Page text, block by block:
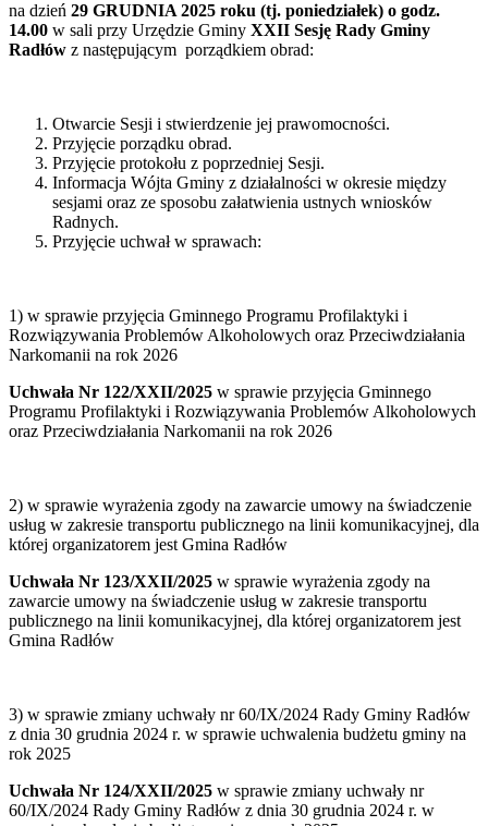
na dzień 29 GRUDNIA 2025 roku (tj. poniedziałek) o godz.
14.00 w sali przy Urzędzie Gminy XXII Sesję Rady Gminy
Radłów z następującym porządkiem obrad:
Otwarcie Sesji i stwierdzenie jej prawomocności.
Przyjęcie porządku obrad.
Przyjęcie protokołu z poprzedniej Sesji.
Informacja Wójta Gminy z działalności w okresie między
sesjami oraz ze sposobu załatwienia ustnych wniosków
Radnych.
Przyjęcie uchwał w sprawach:
1) w sprawie przyjęcia Gminnego Programu Profilaktyki i
Rozwiązywania Problemów Alkoholowych oraz Przeciwdziałania
Narkomanii na rok 2026
Uchwała Nr 122/XXII/2025 w sprawie przyjęcia Gminnego
Programu Profilaktyki i Rozwiązywania Problemów Alkoholowych
oraz Przeciwdziałania Narkomanii na rok 2026
2) w sprawie wyrażenia zgody na zawarcie umowy na świadczenie
usług w zakresie transportu publicznego na linii komunikacyjnej, dla
której organizatorem jest Gmina Radłów
Uchwała Nr 123/XXII/2025 w sprawie wyrażenia zgody na
zawarcie umowy na świadczenie usług w zakresie transportu
publicznego na linii komunikacyjnej, dla której organizatorem jest
Gmina Radłów
3) w sprawie zmiany uchwały nr 60/IX/2024 Rady Gminy Radłów
z dnia 30 grudnia 2024 r. w sprawie uchwalenia budżetu gminy na
rok 2025
Uchwała Nr 124/XXII/2025 w sprawie zmiany uchwały nr
60/IX/2024 Rady Gminy Radłów z dnia 30 grudnia 2024 r. w